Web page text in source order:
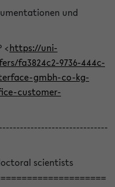
und
<https://uni-
fa3824c2-9736-444c-
gmbh-co-kg-
customer-
scientists